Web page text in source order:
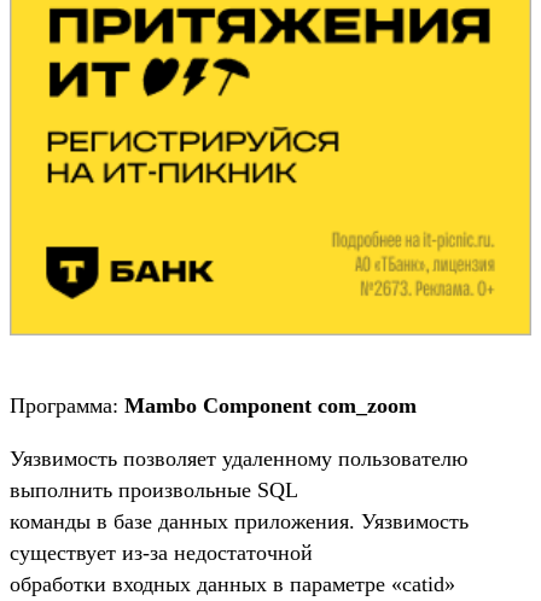
Программа: Mambo Component com_zoom
Уязвимость позволяет удаленному пользователю
выполнить произвольные SQL
команды в базе данных приложения. Уязвимость
существует из-за недостаточной
обработки входных данных в параметре «catid»